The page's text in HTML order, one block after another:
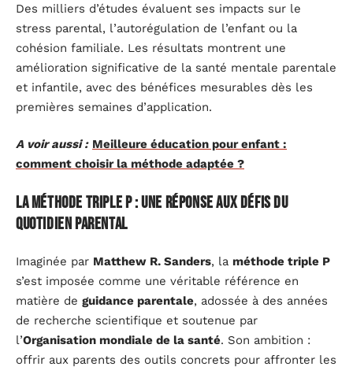
Des milliers d’études évaluent ses impacts sur le
stress parental, l’autorégulation de l’enfant ou la
cohésion familiale. Les résultats montrent une
amélioration significative de la santé mentale parentale
et infantile, avec des bénéfices mesurables dès les
premières semaines d’application.
A voir aussi : Meilleure éducation pour enfant :
comment choisir la méthode adaptée ?
La méthode triple P : une réponse aux défis du
quotidien parental
Imaginée par Matthew R. Sanders, la méthode triple P
s’est imposée comme une véritable référence en
matière de guidance parentale, adossée à des années
de recherche scientifique et soutenue par
l’Organisation mondiale de la santé. Son ambition :
offrir aux parents des outils concrets pour affronter les